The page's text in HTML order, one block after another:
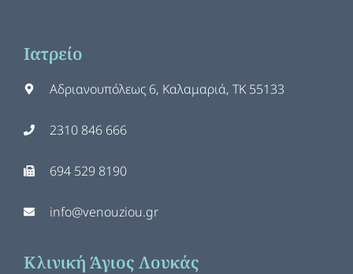
Ιατρείο
Αδριανουπόλεως 6, Καλαμαριά, ΤΚ 55133
2310 846 666
694 529 8190
info@venouziou.gr
Κλινική Άγιος Λουκάς